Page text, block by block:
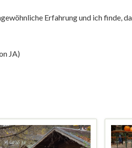
Erfahrung und ich finde,
JA)